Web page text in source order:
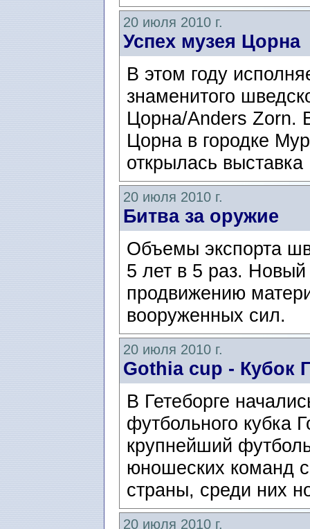
20 июля 2010 г.
Успех музея Цорна
В этом году
знаменитого
Цорна/Anders Zorn.
Цорна в городке
открылась
20 июля 2010 г.
Битва за оружие
Объемы экспорта
5 лет в 5 раз. Новый
продвижению
вооруженных сил.
20 июля 2010 г.
Gothia cup - Кубок
В Гетеборге
футбольного кубка
крупнейший
юношеских команд
страны, среди них
20 июля 2010 г.